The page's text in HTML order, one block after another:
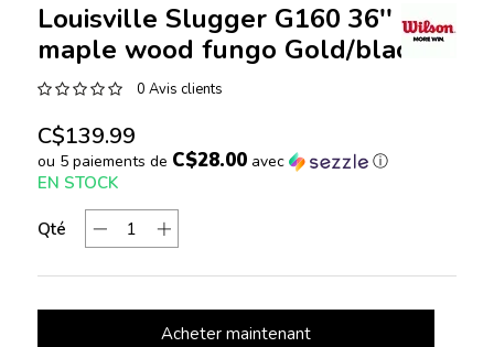
Louisville Slugger G160 36''
maple wood fungo Gold/black
0 Avis clients
C$139.99
ou 5 paiements de C$28.00avec ⓘ
EN STOCK
Qté
Acheter maintenant